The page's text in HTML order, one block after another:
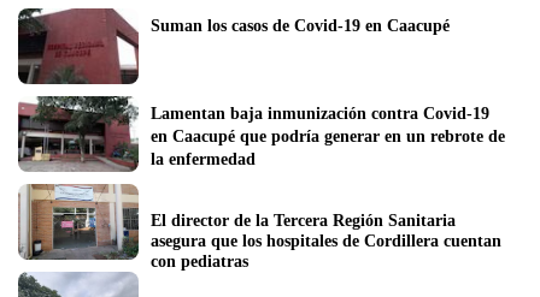
Suman los casos de Covid-19 en Caacupé
Lamentan baja inmunización contra Covid-19
en Caacupé que podría generar en un rebrote de
la enfermedad
El director de la Tercera Región Sanitaria
asegura que los hospitales de Cordillera cuentan
con pediatras